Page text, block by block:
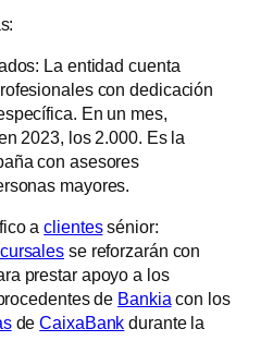
La entidad cuenta
con dedicación
En un mes,
2023, los 2.000. Es la
con asesores
mayores.
aclientessénior:
se reforzarán con
prestar apoyo a los
de Bankia con los
deCaixaBank durante la